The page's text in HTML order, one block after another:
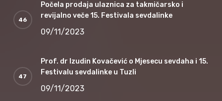
Počela prodaja ulaznica za takmičarsko i
revijalno veče 15. Festivala sevdalinke
09/11/2023
Prof. dr Izudin Kovačević o Mjesecu sevdaha i 15.
Festivalu sevdalinke u Tuzli
09/11/2023